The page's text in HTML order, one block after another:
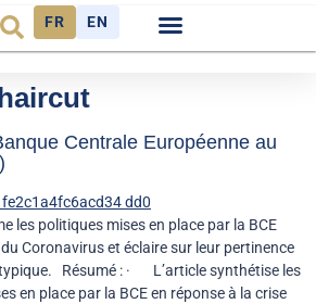
FR EN
Centrale Européenne au
les politiques mises en place par la BCE
Coronavirus et éclaire sur leur pertinence
Résumé : · L’article synthétise les
en place par la BCE en réponse à la crise